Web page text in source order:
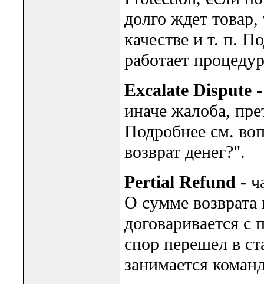
долго ждет
качестве и т. п.
работает
Excalate Dispute-
иначе жалоба,
Подробнее см.
возврат денег?".
Pertial Refund-
О сумме возврата
договаривается
спор перешел в
занимается